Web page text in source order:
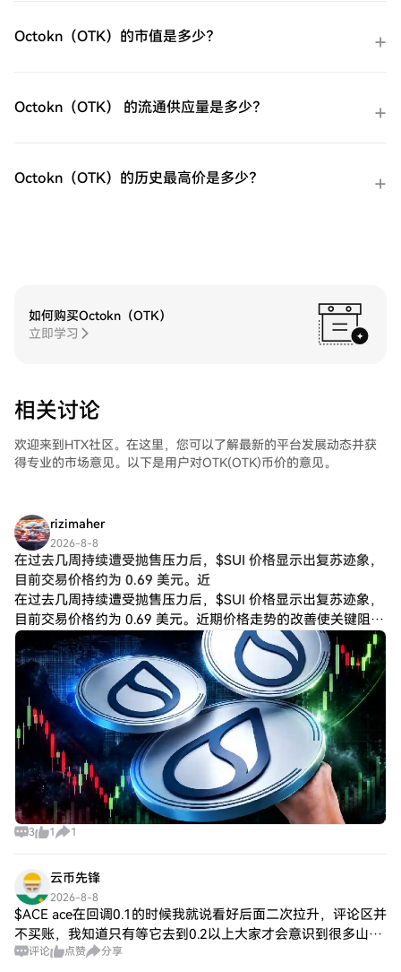
者提供个性化服务和竞争性汇率。第三步：
存储您的ProShares 两倍做多短期 VIX 期货
在您的HTX账户钱包中。您也可以通过区块
链转账将其发送到其他地方或者用于交易其
货市场轻松交易ProShares 两倍做多短期 VIX
期货ETF（UVXY)。访问您的账户，选择您的
Octokn（OTK）的市值是多少？
Octokn（OTK） 的流通供应量是多少？
Octokn（OTK）的历史最高价是多少？
如何购买Octokn（OTK）
立即学习
相关讨论
欢迎来到HTX社区。在这里，您可以了解最新的平台发展动态并获
得专业的市场意见。以下是用户对OTK(OTK)币价的意见。
rizimaher
2026-8-8
在过去几周持续​​遭受抛售压力后，$SUI 价格显示出复苏迹象，
目前交易价格约为 0.69 美元。近
在过去几周持续遭受抛售压力后，$SUI 价格显示出复苏迹象，
目前交易价格约为 0.69 美元。近期价格走势的改善使关键阻力
位重新成为关注焦点，多头正试图重新掌控局面并扭转整体下
跌趋势。 $SUI 面临
3 1 1
云币先锋
2026-8-8
$ACE ace在回调0.1的时候我就说看好后面二次拉升，评论区并
不买账，我知道只有等它去到0.2以上大家才会意识到很多山寨
操盘大同小异，老朋友应该还在继续持有它的多单，因为他们
评论 点赞 分享